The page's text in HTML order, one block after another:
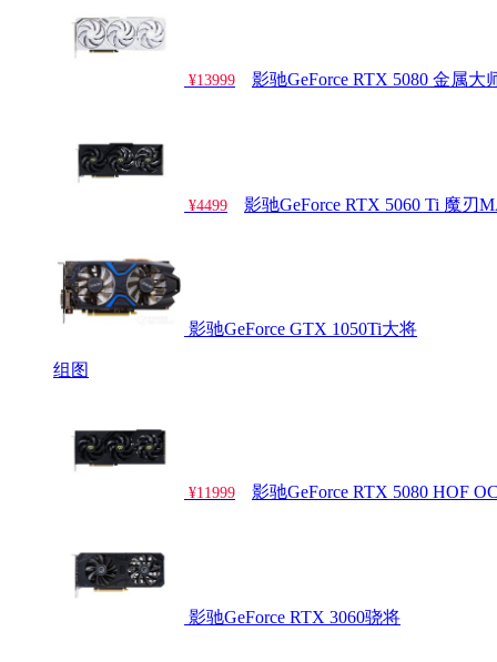
¥13999 影驰GeForce RTX 5080 金属大
¥4499 影驰GeForce RTX 5060 Ti 魔刃
影驰GeForce GTX 1050Ti大将
组图
¥11999 影驰GeForce RTX 5080 HOF
影驰GeForce RTX 3060骁将